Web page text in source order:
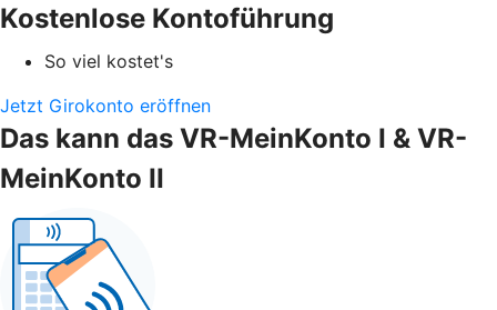
Kostenlose Kontoführung
So viel kostet's
Jetzt Girokonto eröffnen
Das kann das VR-MeinKonto I & VR-
MeinKonto II